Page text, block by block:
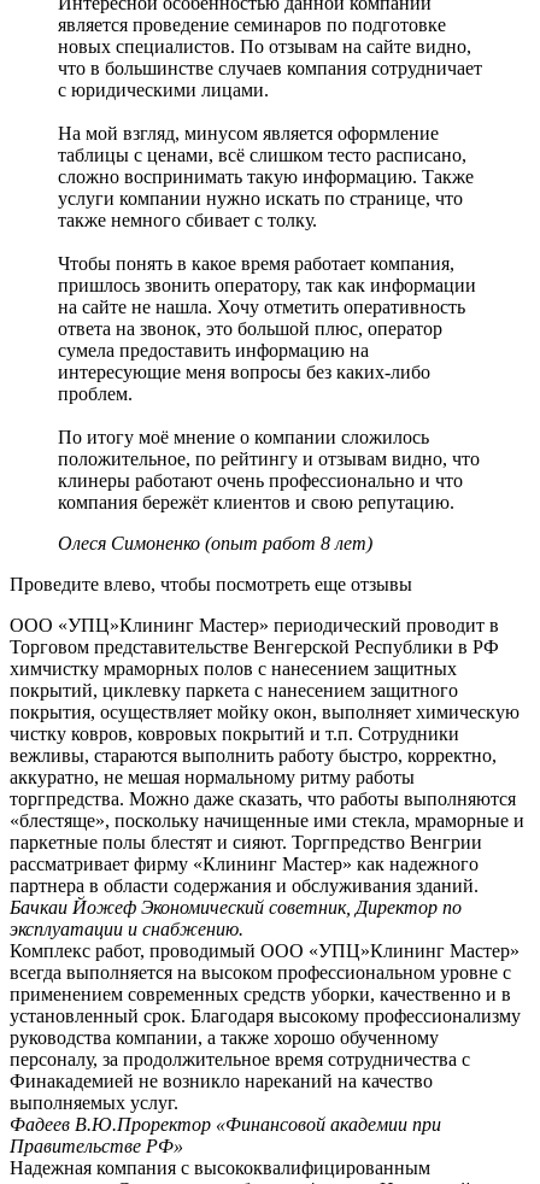
является проведение семинаров по подготовке
новых специалистов. По отзывам на сайте видно,
что в большинстве случаев компания сотрудничает
с юридическими лицами.
На мой взгляд, минусом является оформление
таблицы с ценами, всё слишком тесто расписано,
сложно воспринимать такую информацию. Также
услуги компании нужно искать по странице, что
также немного сбивает с толку.
Чтобы понять в какое время работает компания,
пришлось звонить оператору, так как информации
на сайте не нашла. Хочу отметить оперативность
ответа на звонок, это большой плюс, оператор
сумела предоставить информацию на
интересующие меня вопросы без каких-либо
проблем.
По итогу моё мнение о компании сложилось
положительное, по рейтингу и отзывам видно, что
клинеры работают очень профессионально и что
компания бережёт клиентов и свою репутацию.
Олеся Симоненко (опыт работ 8 лет)
Проведите влево, чтобы посмотреть еще отзывы
ООО «УПЦ»Клининг Мастер» периодический проводит в
Торговом представительстве Венгерской Республики в РФ
химчистку мраморных полов с нанесением защитных
покрытий, циклевку паркета с нанесением защитного
покрытия, осуществляет мойку окон, выполняет химическую
чистку ковров, ковровых покрытий и т.п. Сотрудники
вежливы, стараются выполнить работу быстро, корректно,
аккуратно, не мешая нормальному ритму работы
торгпредства. Можно даже сказать, что работы выполняются
«блестяще», поскольку начищенные ими стекла, мраморные и
паркетные полы блестят и сияют. Торгпредство Венгрии
рассматривает фирму «Клининг Мастер» как надежного
партнера в области содержания и обслуживания зданий.
Бачкаи Йожеф Экономический советник, Директор по
эксплуатации и снабжению.
Комплекс работ, проводимый ООО «УПЦ»Клининг Мастер»
всегда выполняется на высоком профессиональном уровне с
применением современных средств уборки, качественно и в
установленный срок. Благодаря высокому профессионализму
руководства компании, а также хорошо обученному
персоналу, за продолжительное время сотрудничества с
Финакадемией не возникло нареканий на качество
выполняемых услуг.
Фадеев В.Ю.Проректор «Финансовой академии при
Правительстве РФ»
Надежная компания с высококвалифицированным